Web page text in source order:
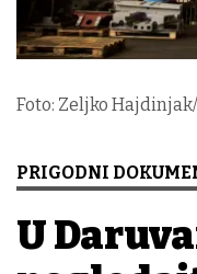
Foto: Zeljko
PRIGODNI
U